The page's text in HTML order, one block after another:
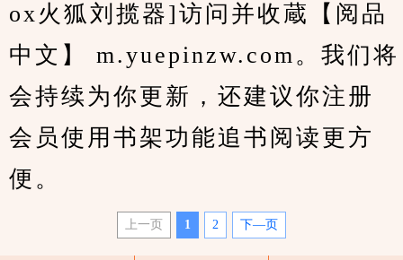
ox火狐刘揽器]访问并收蔵【阅品
中文】 m.yuepinzw.com。我们将
会持续为你更新，还建议你注册
会员使用书架功能追书阅读更方
便。
上一页 1 2 下—页